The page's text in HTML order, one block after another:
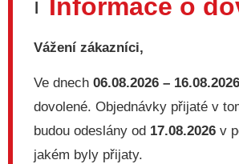
a
c
v
k
y
v
ℹ️ Informace o
Vážení zákazníci,
Ve dnech 06.08.2026 – 16.08.2026
dovolené. Objednávky přijaté v
budou odeslány od 17.08.2026 v
jakém byly přijaty.